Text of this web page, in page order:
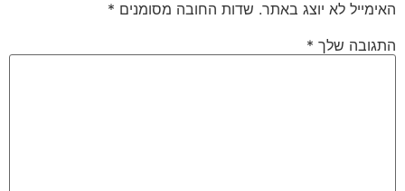
האימייל לא יוצג באתר. שדות החובה מסומנים *
התגובה שלך *